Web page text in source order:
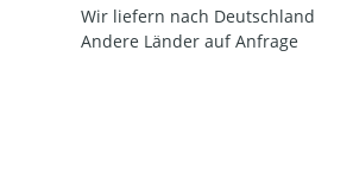
Wir liefern nach Deutschland
Andere Länder auf Anfrage